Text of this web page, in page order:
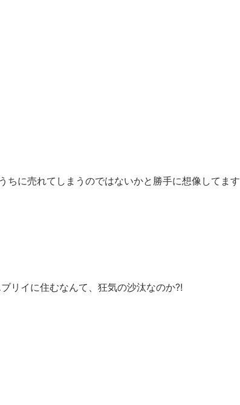
ちに売れてしまうのではないかと勝手に想像してます
リイに住むなんて、狂気の沙汰なのか⁈